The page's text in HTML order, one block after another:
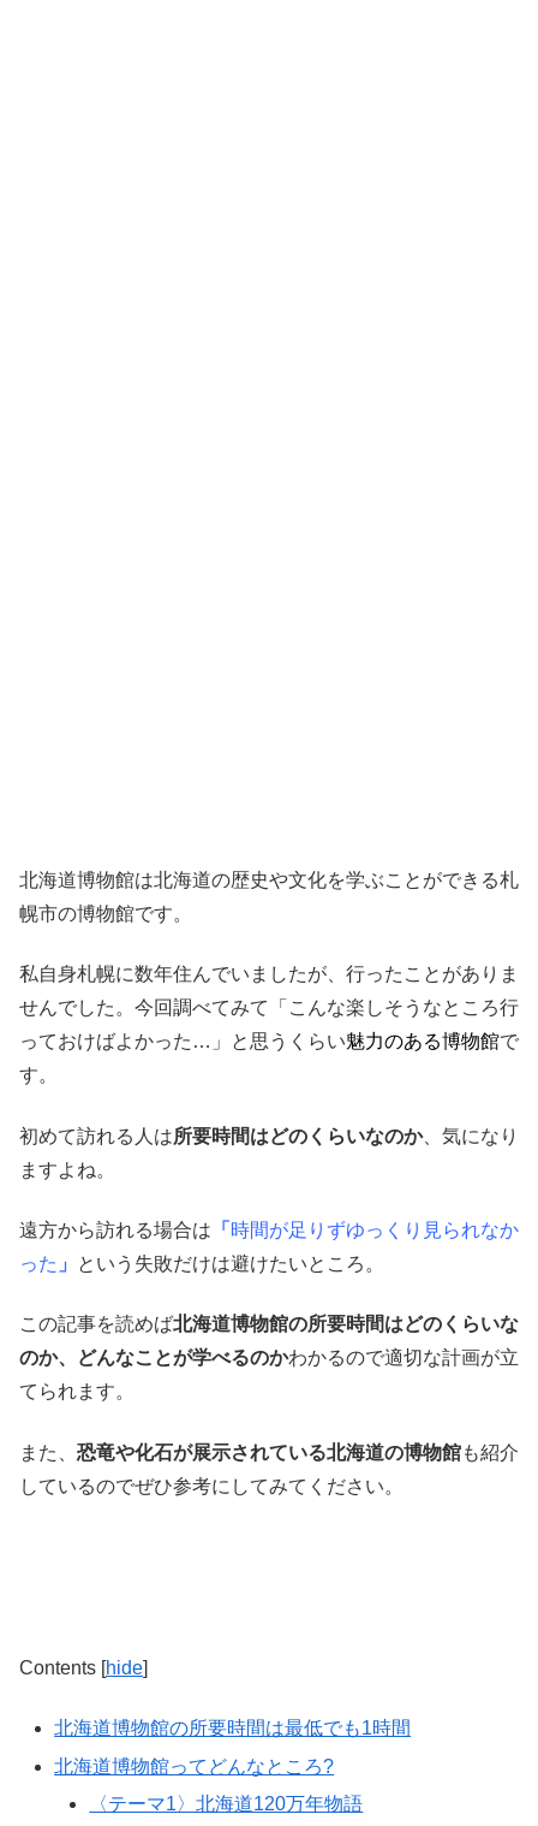
北海道博物館は北海道の歴史や文化を学ぶことができる札
幌市の博物館です。
私自身札幌に数年住んでいましたが、行ったことがありま
せんでした。今回調べてみて
「こんな楽しそうなところ行
っておけばよかった…」
と思うくらい魅力のある博物館で
す。
初めて訪れる人は所要時間はどのくらいなのか、気になり
ますよね。
遠方から訪れる場合は 「 時間が足りずゆっくり見られなか
った 」 という失敗だけは避けたいところ。
この記事を読めば北海道博物館の所要時間はどのくらいな
のか、どんなことが学べるのかわかるので適切な計画が立
てられます。
また、 恐竜や化石が展示されている北海道の博物館も紹介
しているのでぜひ参考にしてみてください。
Contents [hide]
北海道博物館の所要時間は最低でも1時間
北海道博物館ってどんなところ?
〈テーマ1〉北海道120万年物語